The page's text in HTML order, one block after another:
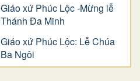
Giáo xứ Phúc Lộc -Mừng lễ
Thánh Đa Minh
Giáo xứ Phúc Lộc: Lễ Chúa
Ba Ngôi